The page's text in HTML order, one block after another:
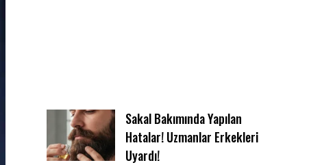
Sakal Bakımında Yapılan
Hatalar! Uzmanlar Erkekleri
Uyardı!